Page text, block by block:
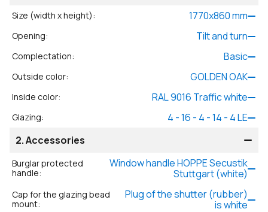
Size (width x height): 1770x860mm
Opening: Tilt and turn
Complectation: Basic
Outside color: GOLDEN OAK
Inside color: RAL 9016 Traffic white
Glazing:
4 - 16 - 4 - 14 - 4 LE
2.Accessories
Burglar protected
handle:
Window handle HOPPE Secustik
Stuttgart (white)
Cap for the glazing bead
mount:
Plug of the shutter (rubber)
is white